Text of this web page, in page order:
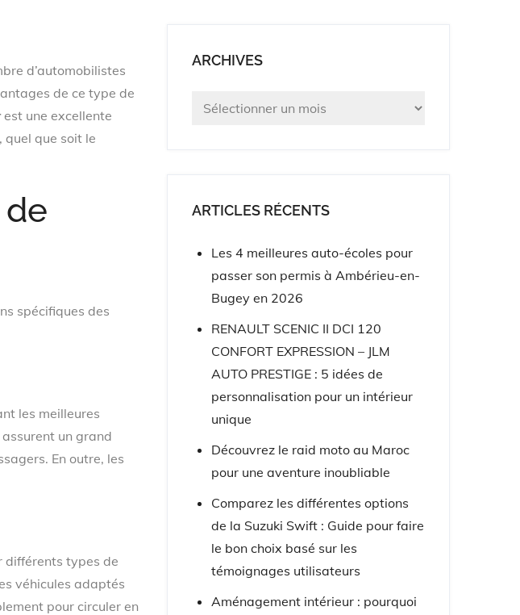
d’automobilistes
de ce type de
est une excellente
que soit le
spécifiques des
les meilleures
un grand
En outre, les
différents types de
véhicules adaptés
pour circuler en
ARCHIVES
Archives
ARTICLES RÉCENTS
Les 4 meilleures auto-écoles pour
passer son permis à Ambérieu-en-
Bugey en 2026
RENAULT SCENIC II DCI 120
CONFORT EXPRESSION – JLM
AUTO PRESTIGE : 5 idées de
personnalisation pour un intérieur
unique
Découvrez le raid moto au Maroc
pour une aventure inoubliable
Comparez les différentes options
de la Suzuki Swift : Guide pour faire
le bon choix basé sur les
témoignages utilisateurs
Aménagement intérieur : pourquoi